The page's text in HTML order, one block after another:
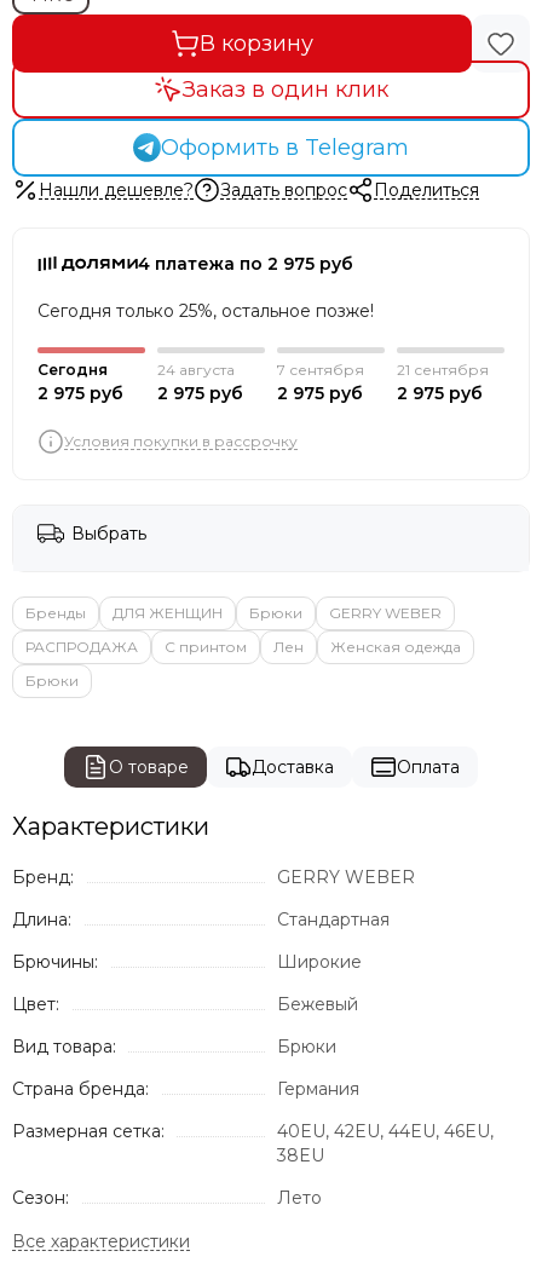
В корзину
Заказ в один клик
Оформить в Telegram
Нашли дешевле? Задать вопрос Поделиться
4 платежа по 2 975 руб
Сегодня только 25%, остальное позже!
Сегодня
2 975 руб
24 августа
2 975 руб
7 сентября
2 975 руб
21 сентября
2 975 руб
Условия покупки в рассрочку
Выбрать
Бренды ДЛЯ ЖЕНЩИН Брюки
GERRY WEBER
РАСПРОДАЖА
С принтом Лен
Женская одежда
Брюки
О товаре Доставка Оплата
Характеристики
Бренд:
GERRY WEBER
Длина:
Стандартная
Брючины:
Широкие
Цвет:
Бежевый
Вид товара:
Брюки
Страна бренда:
Германия
Размерная сетка:
40EU, 42EU, 44EU, 46EU,
38EU
Сезон:
Лето